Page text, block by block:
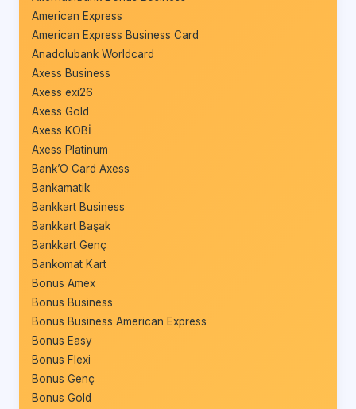
American Express
American Express Business Card
Anadolubank Worldcard
Axess Business
Axess exi26
Axess Gold
Axess KOBİ
Axess Platinum
Bank’O Card Axess
Bankamatik
Bankkart Business
Bankkart Başak
Bankkart Genç
Bankomat Kart
Bonus Amex
Bonus Business
Bonus Business American Express
Bonus Easy
Bonus Flexi
Bonus Genç
Bonus Gold